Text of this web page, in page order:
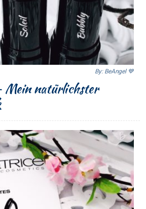
By: BeAngel 💙
Mein natürlichster